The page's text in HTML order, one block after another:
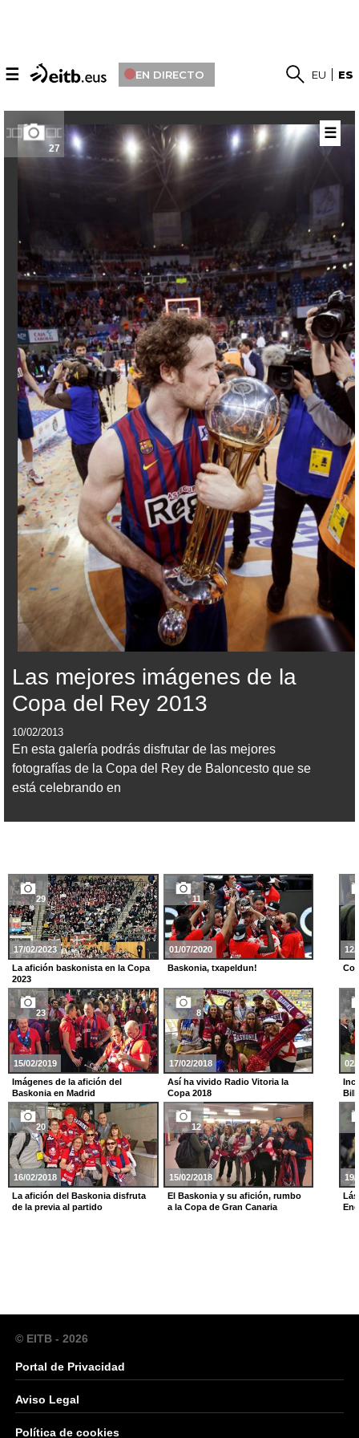
☰ EN DIRECTO EU ES
27
Las mejores imágenes de la
Copa del Rey 2013
10/02/2013
En esta galería podrás disfrutar de las mejores
fotografías de la Copa del Rey de Baloncesto que se
está celebrando en
☰
29
17/02/2023
La afición baskonista en la Copa
2023
11
01/07/2020
Baskonia, txapeldun!
23
15/02/2019
Imágenes de la afición del
Baskonia en Madrid
8
17/02/2018
Así ha vivido Radio Vitoria la
Copa 2018
20
16/02/2018
La afición del Baskonia disfruta
de la previa al partido
12
15/02/2018
El Baskonia y su afición, rumbo
a la Copa de Gran Canaria
12/
02/
19/
© EITB - 2026
Portal de Privacidad
Aviso Legal
Política de cookies